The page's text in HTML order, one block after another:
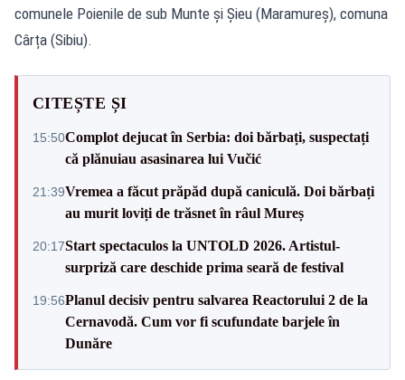
comunele Poienile de sub Munte și Șieu (Maramureș), comuna
Cârța (Sibiu).
CITEȘTE ȘI
15:50Complot dejucat în Serbia: doi bărbați, suspectați
că plănuiau asasinarea lui Vučić
21:39Vremea a făcut prăpăd după caniculă. Doi bărbați
au murit loviți de trăsnet în râul Mureș
20:17Start spectaculos la UNTOLD 2026. Artistul-
surpriză care deschide prima seară de festival
19:56Planul decisiv pentru salvarea Reactorului 2 de la
Cernavodă. Cum vor fi scufundate barjele în
Dunăre